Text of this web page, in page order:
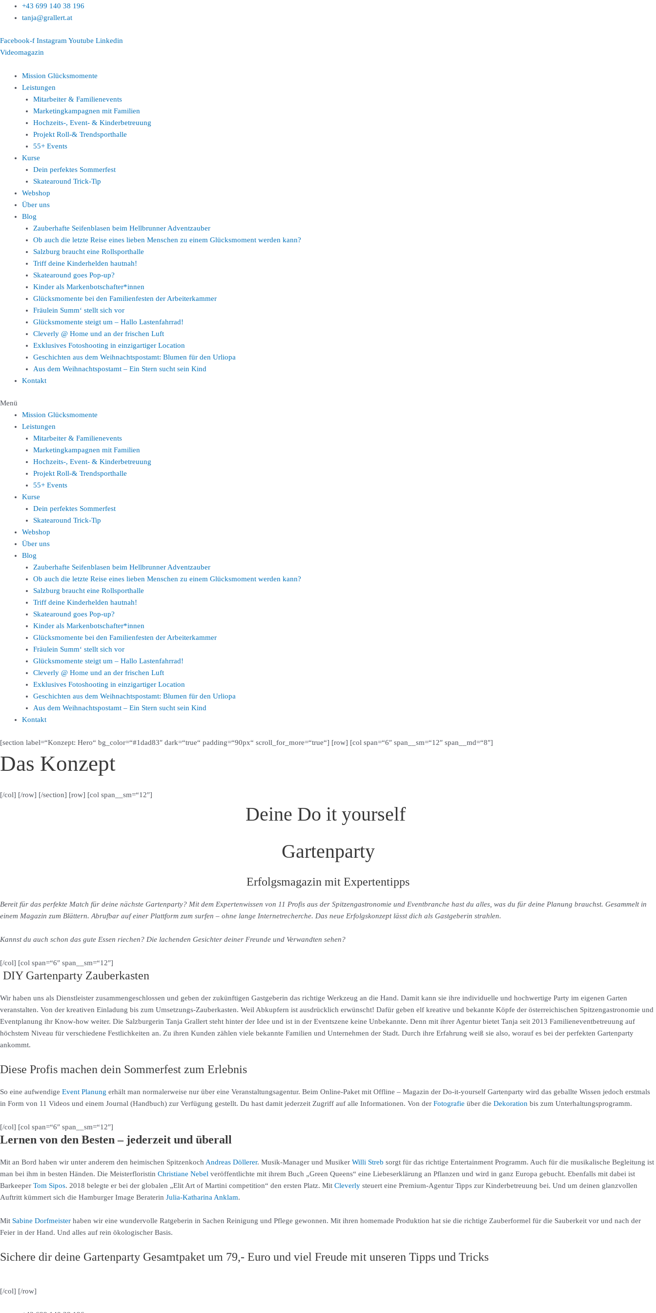
Inhalt
+43 699 140 38 196
tanja@grallert.at
Facebook-f Instagram Youtube Linkedin
Videomagazin
Mission Glücksmomente
Leistungen
Mitarbeiter & Familienevents
Marketingkampagnen mit Familien
Hochzeits-, Event- & Kinderbetreuung
Projekt Roll-& Trendsporthalle
55+ Events
Kurse
Dein perfektes Sommerfest
Skatearound Trick-Tip
Webshop
Über uns
Blog
Zauberhafte Seifenblasen beim Hellbrunner Adventzauber
Ob auch die letzte Reise eines lieben Menschen zu einem Glücksmoment werden kann?
Salzburg braucht eine Rollsporthalle
Triff deine Kinderhelden hautnah!
Skatearound goes Pop-up?
Kinder als Markenbotschafter*innen
Glücksmomente bei den Familienfesten der Arbeiterkammer
Fräulein Summ‘ stellt sich vor
Glücksmomente steigt um – Hallo Lastenfahrrad!
Cleverly @ Home und an der frischen Luft
Exklusives Fotoshooting in einzigartiger Location
Geschichten aus dem Weihnachtspostamt: Blumen für den Urliopa
Aus dem Weihnachtspostamt – Ein Stern sucht sein Kind
Kontakt
Menü
Mission Glücksmomente
Leistungen
Mitarbeiter & Familienevents
Marketingkampagnen mit Familien
Hochzeits-, Event- & Kinderbetreuung
Projekt Roll-& Trendsporthalle
55+ Events
Kurse
Dein perfektes Sommerfest
Skatearound Trick-Tip
Webshop
Über uns
Blog
Zauberhafte Seifenblasen beim Hellbrunner Adventzauber
Ob auch die letzte Reise eines lieben Menschen zu einem Glücksmoment werden kann?
Salzburg braucht eine Rollsporthalle
Triff deine Kinderhelden hautnah!
Skatearound goes Pop-up?
Kinder als Markenbotschafter*innen
Glücksmomente bei den Familienfesten der Arbeiterkammer
Fräulein Summ‘ stellt sich vor
Glücksmomente steigt um – Hallo Lastenfahrrad!
Cleverly @ Home und an der frischen Luft
Exklusives Fotoshooting in einzigartiger Location
Geschichten aus dem Weihnachtspostamt: Blumen für den Urliopa
Aus dem Weihnachtspostamt – Ein Stern sucht sein Kind
Kontakt
[section label=“Konzept: Hero“ bg_color=“#1dad83″ dark=“true“ padding=“90px“ scroll_for_more=“true“] [row] [col span=“6″ span__sm=“12″ span__md=“8″]
Das Konzept
[/col] [/row] [/section] [row] [col span__sm=“12″]
Deine Do it yourself
Gartenparty
Erfolgsmagazin mit Expertentipps
Bereit für das perfekte Match für deine nächste Gartenparty? Mit dem Expertenwissen von 11 Profis aus der Spitzengastronomie und Eventbranche hast du alles, was du für deine Planung brauchst. Gesammelt in
einem Magazin zum Blättern. Abrufbar auf einer Plattform zum surfen – ohne lange Internetrecherche. Das neue Erfolgskonzept lässt dich als Gastgeberin strahlen.
Kannst du auch schon das gute Essen riechen? Die lachenden Gesichter deiner Freunde und Verwandten sehen?
[/col] [col span=“6″ span__sm=“12″]
DIY Gartenparty Zauberkasten
Wir haben uns als Dienstleister zusammengeschlossen und geben der zukünftigen Gastgeberin das richtige Werkzeug an die Hand. Damit kann sie ihre individuelle und hochwertige Party im eigenen Garten
veranstalten. Von der kreativen Einladung bis zum Umsetzungs-Zauberkasten. Weil Abkupfern ist ausdrücklich erwünscht! Dafür geben elf kreative und bekannte Köpfe der österreichischen Spitzengastronomie und
Eventplanung ihr Know-how weiter. Die Salzburgerin Tanja Grallert steht hinter der Idee und ist in der Eventszene keine Unbekannte. Denn mit ihrer Agentur bietet Tanja seit 2013 Familieneventbetreuung auf
höchstem Niveau für verschiedene Festlichkeiten an. Zu ihren Kunden zählen viele bekannte Familien und Unternehmen der Stadt. Durch ihre Erfahrung weiß sie also, worauf es bei der perfekten Gartenparty
ankommt.
Diese Profis machen dein Sommerfest zum Erlebnis
So eine aufwendige Event Planung erhält man normalerweise nur über eine Veranstaltungsagentur. Beim Online-Paket mit Offline – Magazin der Do-it-yourself Gartenparty wird das geballte Wissen jedoch erstmals
in Form von 11 Videos und einem Journal (Handbuch) zur Verfügung gestellt. Du hast damit jederzeit Zugriff auf alle Informationen. Von der Fotografie über die Dekoration bis zum Unterhaltungsprogramm.
[/col] [col span=“6″ span__sm=“12″]
Lernen von den Besten – jederzeit und überall
Mit an Bord haben wir unter anderem den heimischen Spitzenkoch Andreas Döllerer. Musik-Manager und Musiker Willi Streb sorgt für das richtige Entertainment Programm. Auch für die musikalische Begleitung ist
man bei ihm in besten Händen. Die Meisterfloristin Christiane Nebel veröffentlichte mit ihrem Buch „Green Queens“ eine Liebeserklärung an Pflanzen und wird in ganz Europa gebucht. Ebenfalls mit dabei ist
Barkeeper Tom Sipos. 2018 belegte er bei der globalen „Elit Art of Martini competition“ den ersten Platz. Mit Cleverly steuert eine Premium-Agentur Tipps zur Kinderbetreuung bei. Und um deinen glanzvollen
Auftritt kümmert sich die Hamburger Image Beraterin Julia-Katharina Anklam.
Mit Sabine Dorfmeister haben wir eine wundervolle Ratgeberin in Sachen Reinigung und Pflege gewonnen. Mit ihren homemade Produktion hat sie die richtige Zauberformel für die Sauberkeit vor und nach der
Feier in der Hand. Und alles auf rein ökologischer Basis.
Sichere dir deine Gartenparty Gesamtpaket um 79,- Euro und viel Freude mit unseren Tipps und Tricks
[/col] [/row]